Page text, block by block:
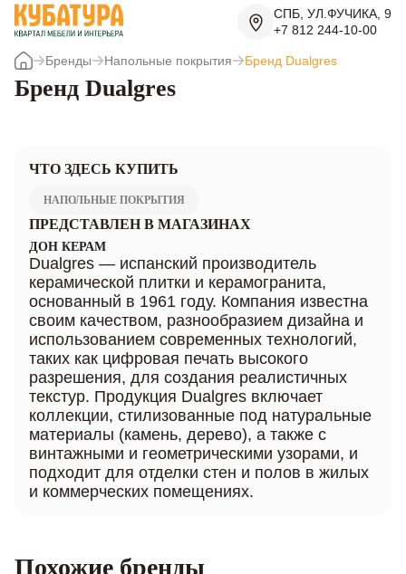
СПБ, УЛ.ФУЧИКА, 9
+7 812 244-10-00
Бренды Напольные покрытия Бренд Dualgres
Бренд Dualgres
ЧТО ЗДЕСЬ КУПИТЬ
НАПОЛЬНЫЕ ПОКРЫТИЯ
ПРЕДСТАВЛЕН В МАГАЗИНАХ
ДОН КЕРАМ
Dualgres — испанский производитель
керамической плитки и керамогранита,
основанный в 1961 году. Компания известна
своим качеством, разнообразием дизайна и
использованием современных технологий,
таких как цифровая печать высокого
разрешения, для создания реалистичных
текстур. Продукция Dualgres включает
коллекции, стилизованные под натуральные
материалы (камень, дерево), а также с
винтажными и геометрическими узорами, и
подходит для отделки стен и полов в жилых
и коммерческих помещениях.
Похожие бренды